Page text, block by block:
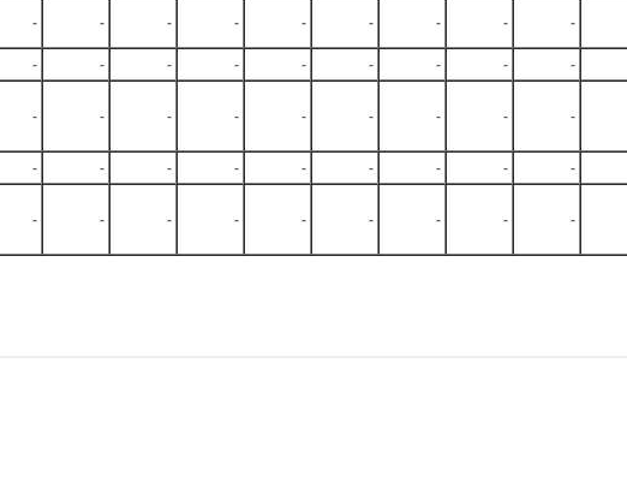
- - - - - - - -
-
- - - - - - - -
-
- - - - - - - - -
- - - - - - - -
-
- - - - - - - - -